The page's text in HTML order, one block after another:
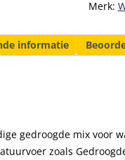
Merk:
informatie
gedroogde mix voor
zoals